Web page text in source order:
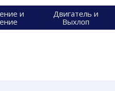
и
Двигатель и
Выхлоп